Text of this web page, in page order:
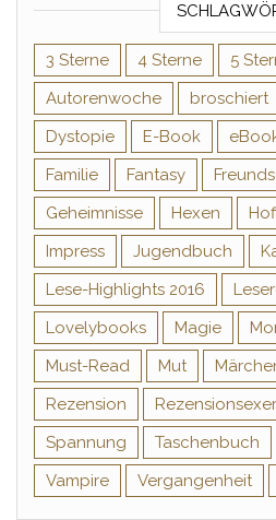
3 Sterne 4 Sterne 5
Autorenwoche
broschiert
Dystopie
E-Book
Familie
Fantasy
Geheimnisse
Hexen
Impress
Jugendbuch
Lese-Highlights 2016
Lovelybooks
Magie
Must-Read
Mut
Rezension
Spannung
Taschenbuch
Vampire
Vergangenheit